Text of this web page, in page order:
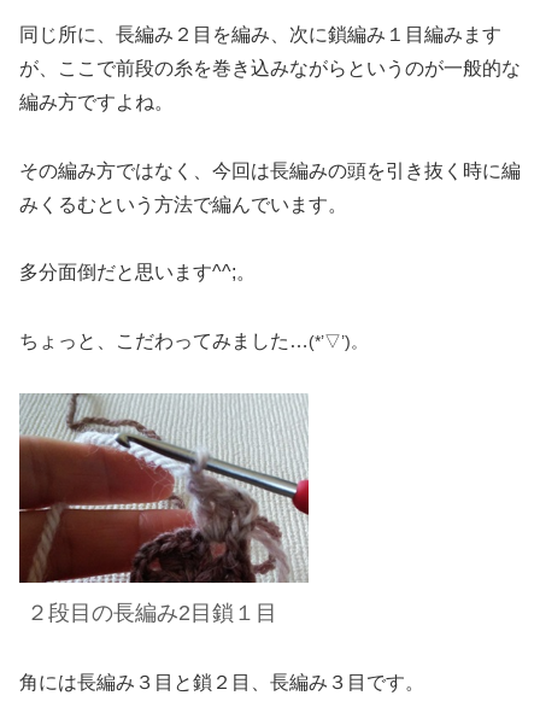
同じ所に、長編み２目を編み、次に鎖編み１目編みます
が、ここで前段の糸を巻き込みながらというのが一般的な
編み方ですよね。
その編み方ではなく、今回は長編みの頭を引き抜く時に編
みくるむという方法で編んでいます。
多分面倒だと思います^^;。
ちょっと、こだわってみました…(*’▽’)。
２段目の長編み2目鎖１目
角には長編み３目と鎖２目、長編み３目です。